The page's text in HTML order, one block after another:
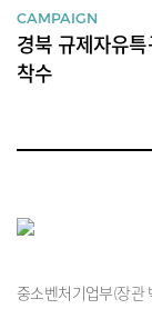
CAMPAIGN
경북 규제자유특
착수
중소벤처기업부(장관